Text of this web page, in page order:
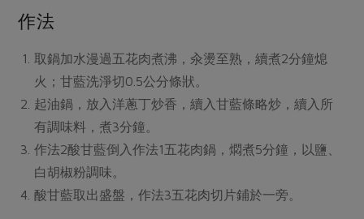
優惠專區
素食專區
樂齡友善
社務會議 地區活動
活動報下載
作法
取鍋加水漫過五花肉煮沸，汆燙至熟，續煮2分鐘熄
火；甘藍洗淨切0.5公分條狀。
起油鍋，放入洋蔥丁炒香，續入甘藍條略炒，續入所
有調味料，煮3分鐘。
作法2酸甘藍倒入作法1五花肉鍋，燜煮5分鐘，以鹽、
白胡椒粉調味。
酸甘藍取出盛盤，作法3五花肉切片鋪於一旁。